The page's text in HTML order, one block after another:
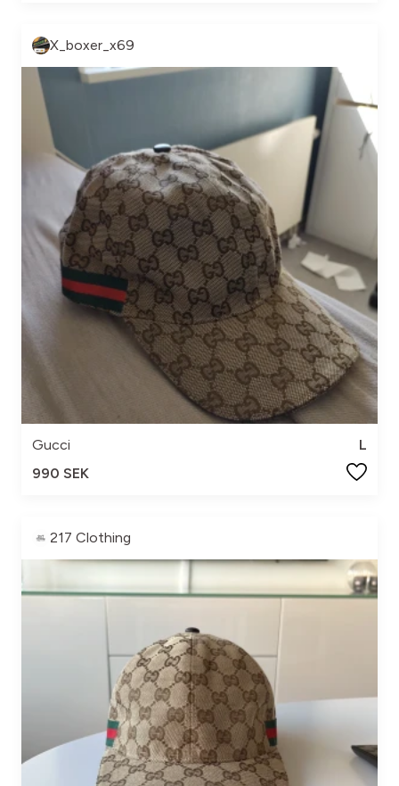
X_boxer_x69
Gucci
L
990 SEK
217 Clothing